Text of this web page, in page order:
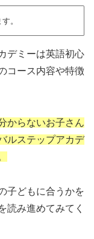
。
デミーは英語初心
コース内容や特徴
からないお子さん
ルステップアカデ
子どもに合うかを
読み進めてみてく